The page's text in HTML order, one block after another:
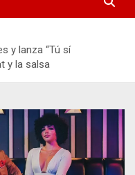
y lanza “Tú sí
y la salsa